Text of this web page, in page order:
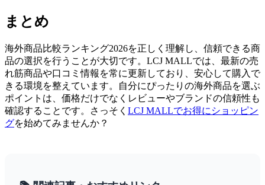
まとめ
海外商品比較ランキング2026を正しく理解し、信頼できる商
品の選択を行うことが大切です。LCJ MALLでは、最新の売
れ筋商品や口コミ情報を常に更新しており、安心して購入で
きる環境を整えています。自分にぴったりの海外商品を選ぶ
ポイントは、価格だけでなくレビューやブランドの信頼性も
確認することです。さっそく LCJ MALLでお得にショッピン
グを始めてみませんか？